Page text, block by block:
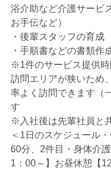
浴介助など介護サービ
お手伝など）
・後輩スタッフの育成
・手順書などの書類
※1件のサービス提供
訪問エリアが狭いため
率よく訪問できます
す
※入社後は先輩社員と
＜1日のスケジュール
60分、2件目・身体介
1：00～】お昼休憩【